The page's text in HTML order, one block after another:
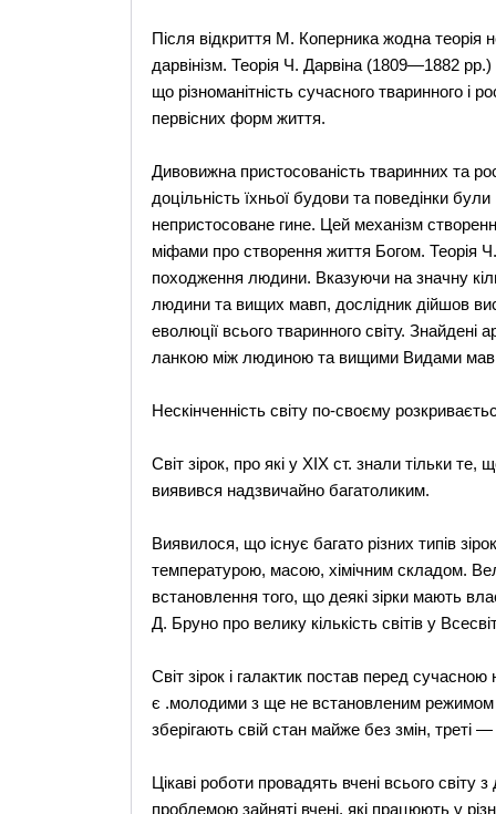
Після відкриття М. Коперника жодна теорія
дарвінізм. Теорія Ч. Дарвіна (1809—1882
що різноманітність сучасного тваринного і
первісних форм життя.
Дивовижна пристосованість тваринних та
доцільність їхньої будови та поведінки
непристосоване гине. Цей механізм
міфами про створення життя Богом. Теорія
походження людини. Вказуючи на значну
людини та вищих мавп, дослідник дійшов
еволюції всього тваринного світу. Знайдені
ланкою між людиною та вищими Видами
Нескінченність світу по-своєму
Світ зірок, про які у XIX ст. знали тільки
виявився надзвичайно багатоликим.
Виявилося, що існує багато різних типів
температурою, масою, хімічним складом.
встановлення того, що деякі зірки мають
Д. Бруно про велику кількість світів у
Світ зірок і галактик постав перед
є .молодими з ще не встановленим режимом
зберігають свій стан майже без змін, треті
Цікаві роботи провадять вчені всього світу
проблемою зайняті вчені, які працюють у